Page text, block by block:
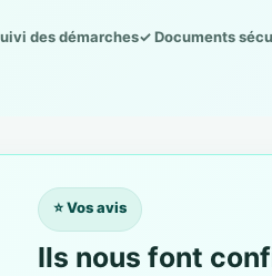
des démarches✓ Documents
⭐ Vos avis
Ils nous font